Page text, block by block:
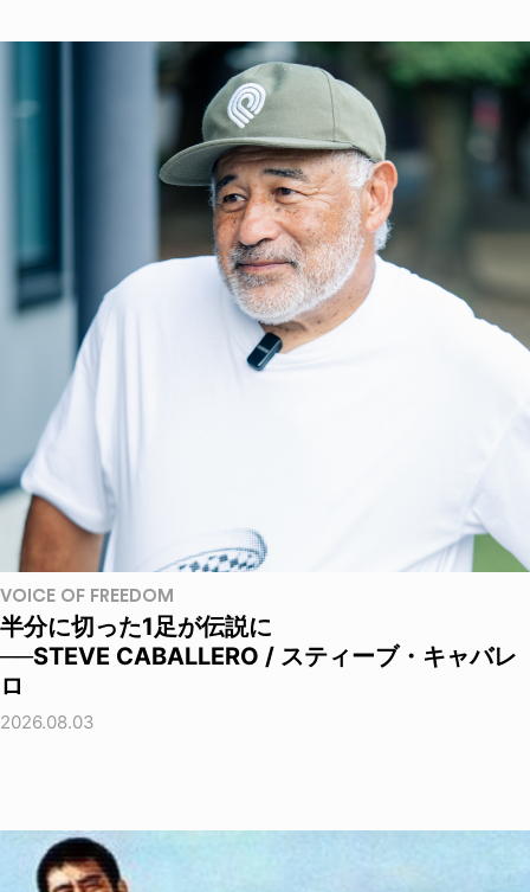
VOICE OF FREEDOM
半分に切った1足が伝説に
──STEVE CABALLERO / スティーブ・キャバレ
ロ
2026.08.03